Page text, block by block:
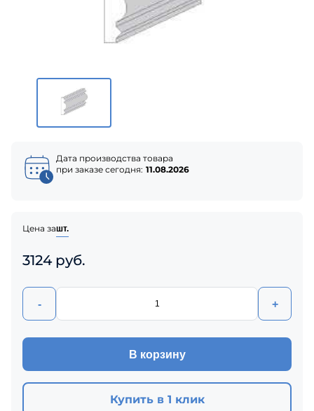
Дата производства товара
при заказе сегодня: 11.08.2026
Цена зашт.
3124 руб.
- +
В корзину
Купить в 1 клик